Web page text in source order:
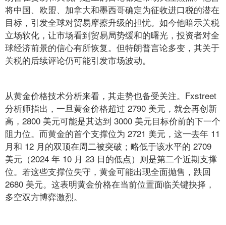
将中国、欧盟、加拿大和墨西哥确定为征收进口税的潜在
目标，引发全球对贸易摩擦升级的担忧。如今他暗示关税
立场软化，让市场看到贸易局势缓和的曙光，投资者对全
球经济前景的信心有所恢复。但特朗普言论多变，其关于
关税的后续评论仍可能引发市场波动。
从黄金价格技术分析来看，其走势也备受关注。Fxstreet
分析师指出，一旦黄金价格超过 2790 美元，就会再创新
高，2800 美元可能是其达到 3000 美元目标价前的下一个
阻力位。而黄金的首个支撑位为 2721 美元，这一去年 11
月和 12 月的双顶在周二被突破；略低于该水平的 2709
美元（2024 年 10 月 23 日的低点）则是第二个近期支撑
位。若这些支撑位失守，黄金可能出现全面抛售，跌回
2680 美元。这表明黄金价格在当前位置面临关键抉择，
多空双方博弈激烈。